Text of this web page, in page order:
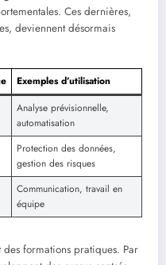
Ces dernières,
deviennent désormais
Exemples d’utilisation
Analyse prévisionnelle,
automatisation
Protection des données,
gestion des risques
Communication, travail en
équipe
formations pratiques. Par